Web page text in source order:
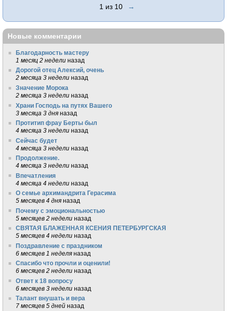
1 из 10 →
Новые комментарии
Благодарность мастеру
1 месяц 2 недели назад
Дорогой отец Алексий, очень
2 месяца 3 недели назад
Значение Морока
2 месяца 3 недели назад
Храни Господь на путях Вашего
3 месяца 3 дня назад
Протитип фрау Берты был
4 месяца 3 недели назад
Сейчас будет
4 месяца 3 недели назад
Продолжение.
4 месяца 3 недели назад
Впечатления
4 месяца 4 недели назад
О семье архимандрита Герасима
5 месяцев 4 дня назад
Почему с эмоциональностью
5 месяцев 2 недели назад
СВЯТАЯ БЛАЖЕННАЯ КСЕНИЯ ПЕТЕРБУРГСКАЯ
5 месяцев 4 недели назад
Поздравление с праздником
6 месяцев 1 неделя назад
Спасибо что прочли и оценили!
6 месяцев 2 недели назад
Ответ к 18 вопросу
6 месяцев 3 недели назад
Талант внушать и вера
7 месяцев 5 дней назад